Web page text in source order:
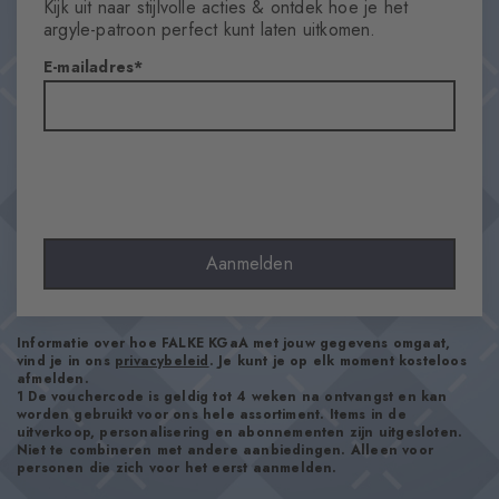
Ruiten
75% Katoen, 25% Polyamide
Glad
Aangenaam zacht
Soort boord
Stijl
Casual
Artikelnummer
22093_6542
Kijk uit naar stijlvolle acties & ontdek hoe je het
argyle-patroon perfect kunt laten uitkomen.
E-mailadres
Aanmelden
Informatie over hoe FALKE KGaA met jouw gegevens omgaat,
vind je in ons privacybeleid. Je kunt je op elk moment kosteloos
afmelden.
1 De vouchercode is geldig tot 4 weken na ontvangst en kan
worden gebruikt voor ons hele assortiment. Items in de
uitverkoop, personalisering en abonnementen zijn uitgesloten.
Niet te combineren met andere aanbiedingen. Alleen voor
personen die zich voor het eerst aanmelden.